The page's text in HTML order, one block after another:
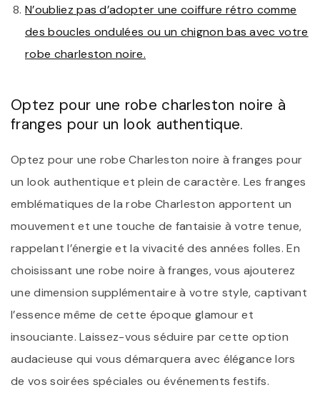
N’oubliez pas d’adopter une coiffure rétro comme
des boucles ondulées ou un chignon bas avec votre
robe charleston noire.
Optez pour une robe charleston noire à
franges pour un look authentique.
Optez pour une robe Charleston noire à franges pour
un look authentique et plein de caractère. Les franges
emblématiques de la robe Charleston apportent un
mouvement et une touche de fantaisie à votre tenue,
rappelant l’énergie et la vivacité des années folles. En
choisissant une robe noire à franges, vous ajouterez
une dimension supplémentaire à votre style, captivant
l’essence même de cette époque glamour et
insouciante. Laissez-vous séduire par cette option
audacieuse qui vous démarquera avec élégance lors
de vos soirées spéciales ou événements festifs.